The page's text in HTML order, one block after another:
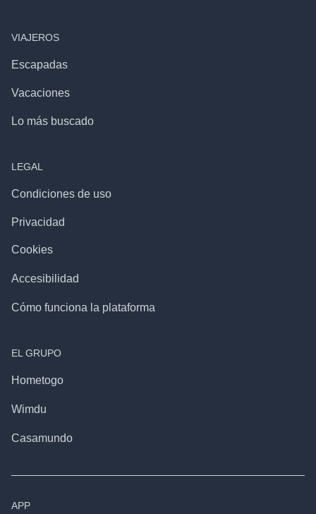
VIAJEROS
Escapadas
Vacaciones
Lo más buscado
LEGAL
Condiciones de uso
Privacidad
Cookies
Accesibilidad
Cómo funciona la plataforma
EL GRUPO
Hometogo
Wimdu
Casamundo
APP